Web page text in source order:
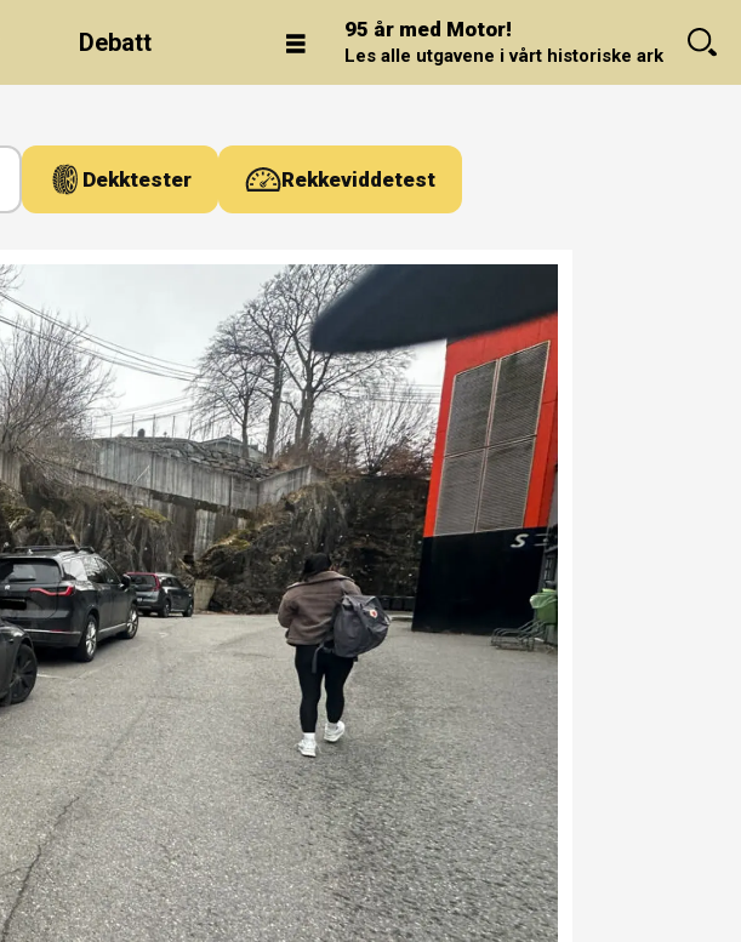
Debatt 95 år med Motor!
Les alle utgavene i vårt historiske arkiv.
Dekktester Rekkeviddetest